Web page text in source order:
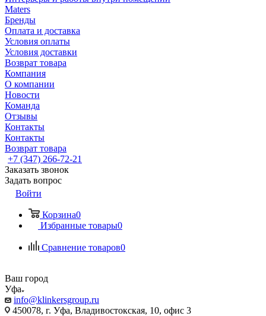
Maters
Бренды
Оплата и доставка
Условия оплаты
Условия доставки
Возврат товара
Компания
О компании
Новости
Команда
Отзывы
Контакты
Контакты
Возврат товара
+7 (347) 266-72-21
Заказать звонок
Задать вопрос
Войти
Корзина0
Избранные товары0
Сравнение товаров0
Ваш город
Уфа
info@klinkersgroup.ru
450078, г. Уфа, Владивостокская, 10, офис 3